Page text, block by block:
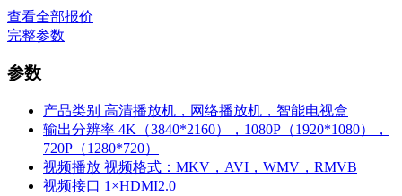
查看全部报价
完整参数
参数
产品类别 高清播放机，网络播放机，智能电视盒
输出分辨率 4K（3840*2160），1080P（1920*1080），
720P（1280*720）
视频播放 视频格式：MKV，AVI，WMV，RMVB
视频接口 1×HDMI2.0